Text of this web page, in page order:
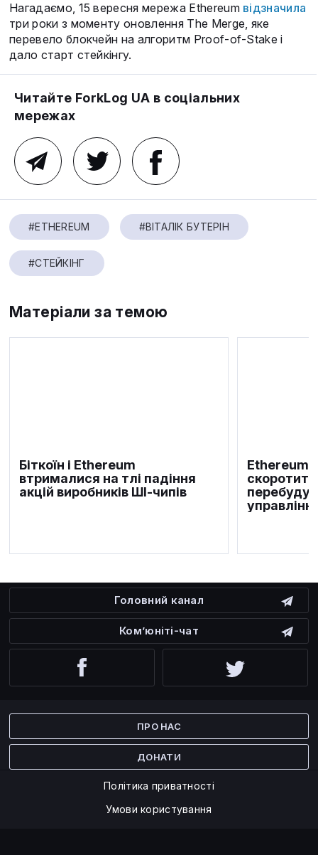
Нагадаємо, 15 вересня мережа Ethereum відзначила
три роки з моменту оновлення The Merge, яке
перевело блокчейн на алгоритм Proof-of-Stake і
дало старт стейкінгу.
Читайте ForkLog UA в соціальних
мережах
#ETHEREUM #ВІТАЛІК БУТЕРІН
#СТЕЙКІНГ
Матеріали за темою
Біткоїн і Ethereum
втрималися на тлі падіння
акцій виробників ШІ-чипів
Ethereum
Головний канал
Ком’юніті-чат
ПРО НАС
ДОНАТИ
Політика приватності
Умови користування